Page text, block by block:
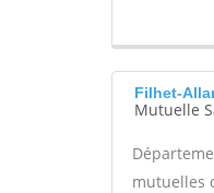
Filhet-
Mutuelle
mutuelles